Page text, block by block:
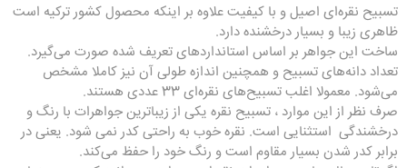
تسبیح نقره‌ای اصیل و با کیفیت علاوه بر اینکه محصول کشور ترکیه است
ظاهری زیبا و بسیار درخشنده دارد.
ساخت این جواهر بر اساس استانداردهای تعریف شده صورت می‌گیرد.
تعداد دانه‌های تسبیح و همچنین اندازه طولی آن نیز کاملا مشخص
می‌شود. معمولا اغلب تسبیح‌های نقره‌ای 33 عددی هستند.
صرف نظر از این موارد ، تسبیح نقره یکی از زیباترین جواهرات با رنگ و
درخشندگی استثنایی است. نقره خوب به راحتی کدر نمی شود. یعنی در
برابر کدر شدن بسیار مقاوم است و رنگ خود را حفظ می‌کند.